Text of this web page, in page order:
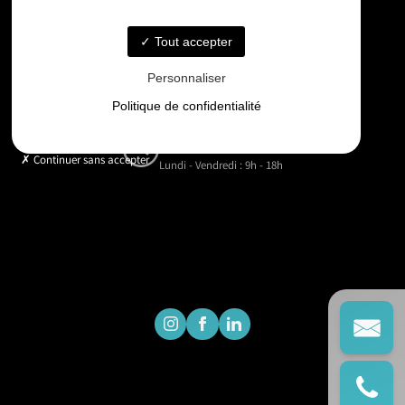
contact@gd-drones-services.fr
Horaires
Lundi - Vendredi : 9h - 18h
Tout accepter
Personnaliser
Politique de confidentialité
Continuer sans accepter